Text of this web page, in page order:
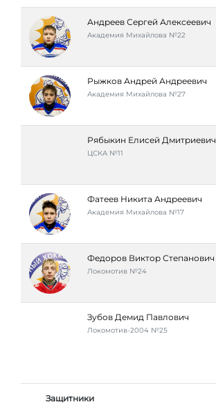
Андреев Сергей Алексеевич
Академия Михайлова №22
Рыжков Андрей Андреевич
Академия Михайлова №27
Рябыкин Елисей Дмитриевич
ЦСКА №11
Фатеев Никита Андреевич
Академия Михайлова №17
Федоров Виктор Степанович
Локомотив №24
Зубов Демид Павлович
Локомотив-2004 №25
Защитники